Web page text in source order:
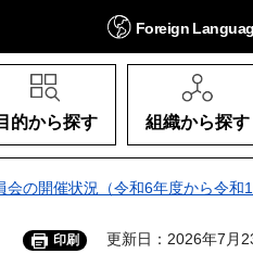
Foreign
的から探す 組織から探す
の開催状況（令和6年度から令和
印刷 更新日：2026年7月